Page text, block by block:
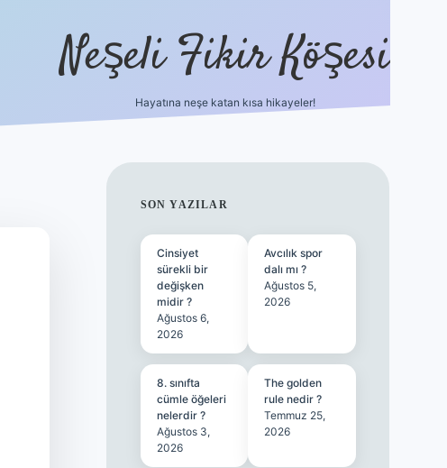
Neşeli Fikir Köşesi
Hayatına neşe katan kısa hikayeler!
SIDEBAR
SON YAZILAR
Cinsiyet
sürekli bir
değişken
midir ?
Ağustos 6,
2026
Avcılık spor
dalı mı ?
Ağustos 5,
2026
8. sınıfta
cümle öğeleri
nelerdir ?
Ağustos 3,
2026
The golden
rule nedir ?
Temmuz 25,
2026
ilbet giriş